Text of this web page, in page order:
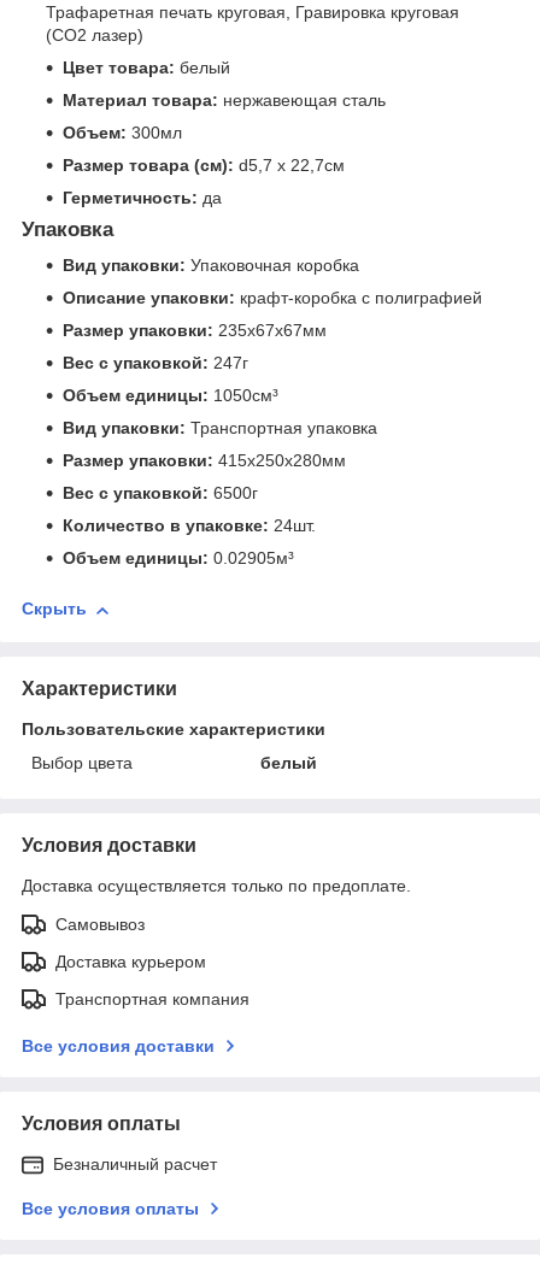
Трафаретная печать круговая, Гравировка круговая
(CO2 лазер)
Цвет товара: белый
Материал товара: нержавеющая cталь
Объем: 300мл
Размер товара (см): d5,7 х 22,7см
Герметичность: да
Упаковка
Вид упаковки: Упаковочная коробка
Описание упаковки: крафт-коробка с полиграфией
Размер упаковки: 235x67x67мм
Вес с упаковкой: 247г
Объем единицы: 1050см³
Вид упаковки: Транспортная упаковка
Размер упаковки: 415x250x280мм
Вес с упаковкой: 6500г
Количество в упаковке: 24шт.
Объем единицы: 0.02905м³
Скрыть
Характеристики
Пользовательские характеристики
Выбор цвета
белый
Условия доставки
Доставка осуществляется только по предоплате.
Самовывоз
Доставка курьером
Транспортная компания
Все условия доставки
Условия оплаты
Безналичный расчет
Все условия оплаты